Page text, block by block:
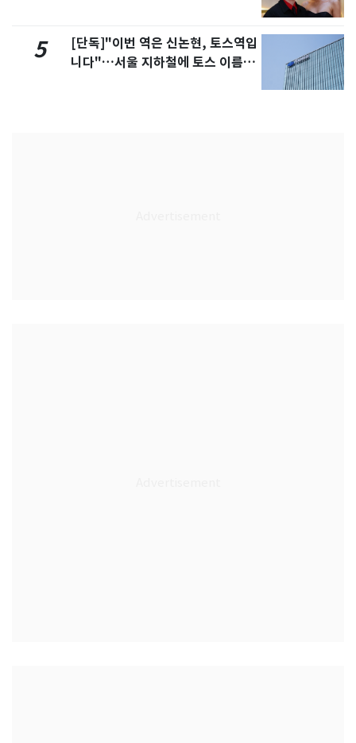
5
[단독]"이번 역은 신논현, 토스역입
니다"…서울 지하철에 토스 이름